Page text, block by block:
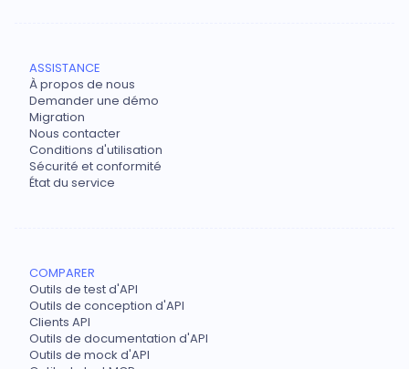
ASSISTANCE
À propos de nous
Demander une démo
Migration
Nous contacter
Conditions d'utilisation
Sécurité et conformité
État du service
COMPARER
Outils de test d'API
Outils de conception d'API
Clients API
Outils de documentation d'API
Outils de mock d'API